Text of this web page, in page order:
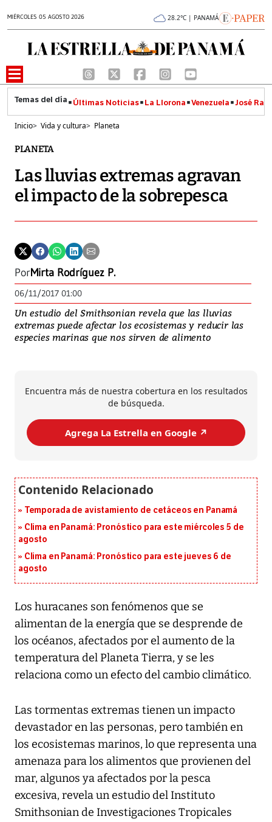
MIÉRCOLES 05 AGOSTO 2026 28.2°C | PANAMÁ
Últimas Noticias La Llorona Venezuela José
Inicio> Vida y cultura> Planeta
PLANETA
Las lluvias extremas agravan
el impacto de la sobrepesca
PorMirta Rodríguez P.
06/11/2017 01:00
Un estudio del Smithsonian revela que las lluvias
extremas puede afectar los ecosistemas y reducir las
especies marinas que nos sirven de alimento
Encuentra más de nuestra cobertura en los resultados
de búsqueda.
Agrega La Estrella en Google ↗️
Temporada de avistamiento de cetáceos en Panamá
Clima en Panamá: Pronóstico para este miércoles 5 de
agosto
Clima en Panamá: Pronóstico para este jueves 6 de
agosto
Los huracanes son fenómenos que se
alimentan de la energía que se desprende de
los océanos, afectados por el aumento de la
temperatura del Planeta Tierra, y se les
relaciona como un efecto del cambio climático.
Las tormentas extremas tienen un impacto
devastador en las personas, pero también en
los ecosistemas marinos, lo que representa una
amenaza para los alimentos que provienen del
mar, algunos ya afectados por la pesca
excesiva, revela un estudio del Instituto
Smithsonian de Investigaciones Tropicales